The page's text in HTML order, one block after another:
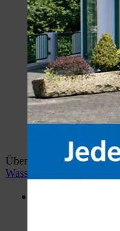
Überblick: Home
Wasser Welt